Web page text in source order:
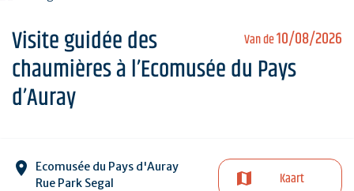
Van de10/08/2026
Visite guidée des
chaumières à l’Ecomusée du Pays
d’Auray
Ecomusée du Pays d'Auray
Rue Park Segal
Kaart